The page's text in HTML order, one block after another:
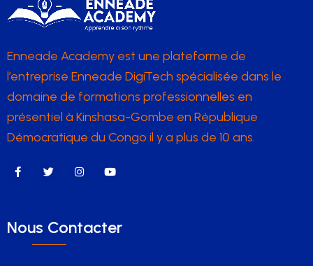
Enneade Academy est une plateforme de
l’entreprise Enneade DigiTech spécialisée dans le
domaine de formations professionnelles en
présentiel à Kinshasa-Gombe en République
Démocratique du Congo il y a plus de 10 ans.
Nous Contacter